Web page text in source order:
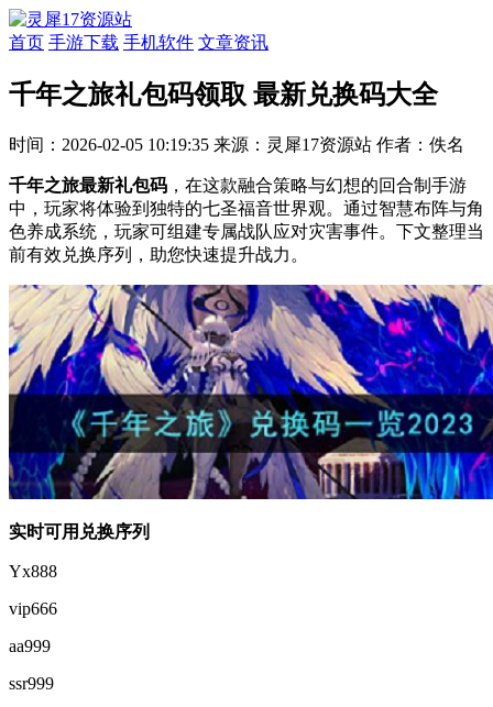
首页 手游下载 手机软件 文章资讯
千年之旅礼包码领取 最新兑换码大全
时间：2026-02-05 10:19:35 来源：灵犀17资源站 作者：佚名
千年之旅最新礼包码 ，在这款融合策略与幻想的回合制手游
中，玩家将体验到独特的七圣福音世界观。通过智慧布阵与角
色养成系统，玩家可组建专属战队应对灾害事件。下文整理当
前有效兑换序列，助您快速提升战力。
实时可用兑换序列
Yx888
vip666
aa999
ssr999